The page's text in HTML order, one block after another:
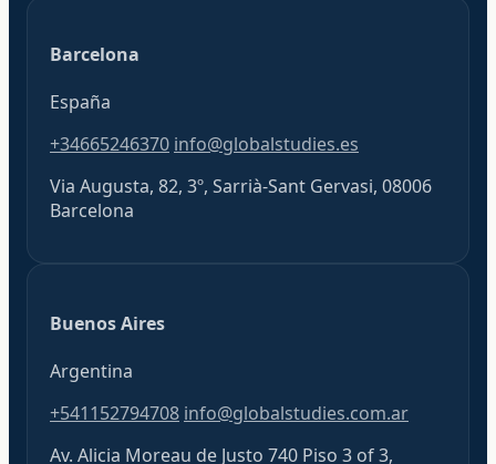
Barcelona
España
+34665246370 info@globalstudies.es
Via Augusta, 82, 3º, Sarrià-Sant Gervasi, 08006
Barcelona
Buenos Aires
Argentina
+541152794708 info@globalstudies.com.ar
Av. Alicia Moreau de Justo 740 Piso 3 of 3,